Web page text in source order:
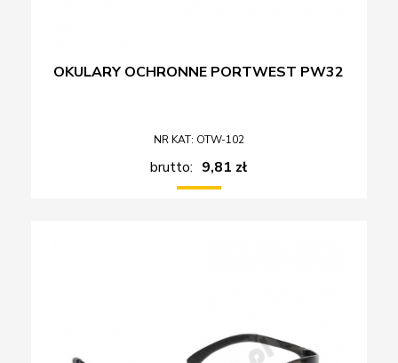
OKULARY OCHRONNE PORTWEST PW32
NR KAT: OTW-102
brutto: 9,81 zł